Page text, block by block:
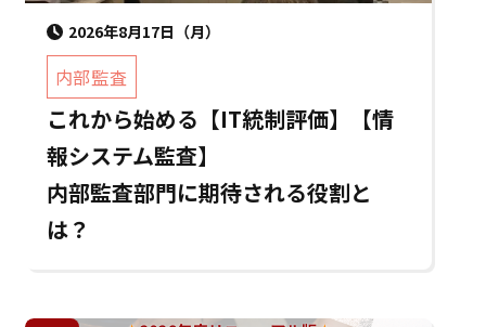
2026年8月17日（月）
内部監査
これから始める【IT統制評価】【情
報システム監査】
内部監査部門に期待される役割と
は？